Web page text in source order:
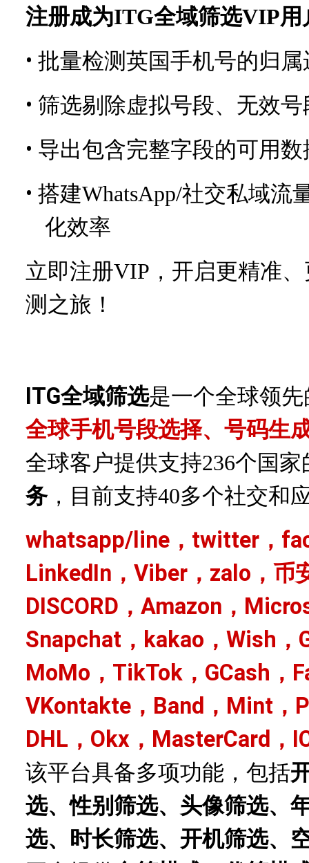
注册成为ITG全域筛选VIP
• 批量检测英国手机号的归属
• 筛选剔除虚拟号段、无效号
• 导出包含完整字段的可用数
• 搭建WhatsApp/社交私域流
化效率
立即注册VIP，开启更精准
测之旅！
ITG全域筛选是一个全球领
全球手机号段选择、号码生
全球客户提供支持236个国
务，目前支持40多个社交和
whatsapp/line，twitter，
LinkedIn，Viber，zalo，币
DISCORD，Amazon，
Snapchat，kakao，Wish，
MoMo，TikTok，GCash，
VKontakte，Band，Mint，
DHL，Okx，MasterCard，
该平台具备多项功能，包括
选、性别筛选、头像筛选、
选、时长筛选、开机筛选、